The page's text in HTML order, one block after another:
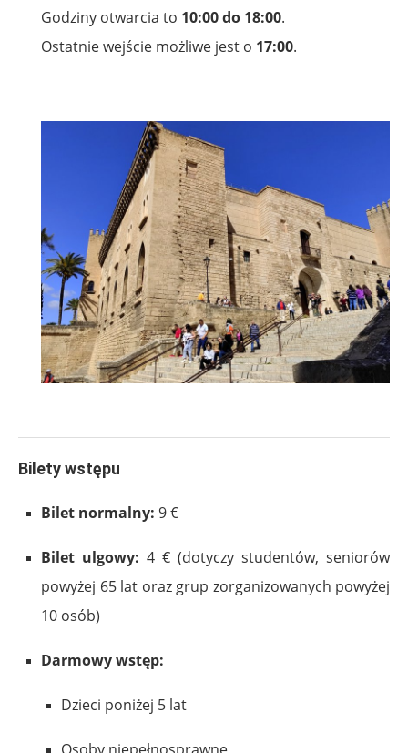
Godziny otwarcia to 10:00 do 18:00.
Ostatnie wejście możliwe jest o 17:00.
Bilety wstępu
Bilet normalny: 9 €
Bilet ulgowy: 4 € (dotyczy studentów, seniorów
powyżej 65 lat oraz grup zorganizowanych powyżej
10 osób)
Darmowy wstęp:
Dzieci poniżej 5 lat
Osoby niepełnosprawne